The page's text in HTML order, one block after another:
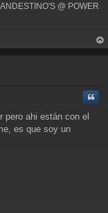
@ POWER
rri
Citar
ahi están con el
es que soy un